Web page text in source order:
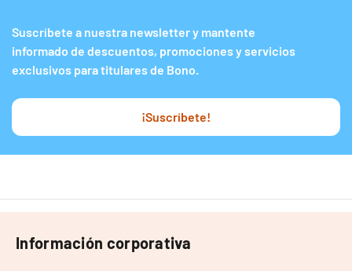
Suscríbete a nuestra newsletter y mantente
informado de descuentos, promociones y servicios
exclusivos para titulares de Bono.
¡Suscríbete!
Información corporativa